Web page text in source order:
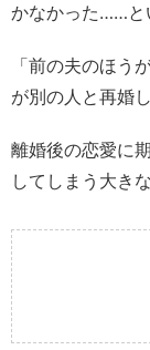
かなかった……と
「前の夫のほう
が別の人と再婚
離婚後の恋愛に
してしまう大き